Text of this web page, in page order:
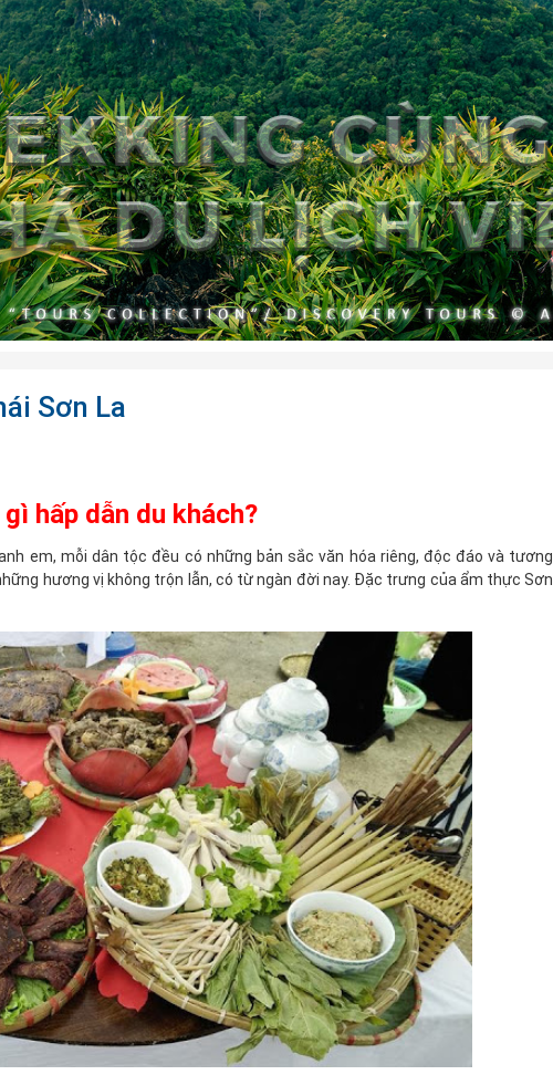
Sơn La
hấp dẫn du khách?
em, mỗi dân tộc đều có những bản sắc văn hóa riêng, độc đáo và tương
hương vị không trộn lẫn, có từ ngàn đời nay. Đặc trưng của ẩm thực Sơn